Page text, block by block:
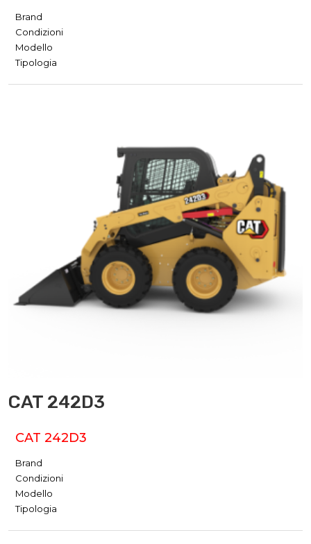
Brand
Condizioni
Modello
Tipologia
CAT 242D3
CAT 242D3
Brand
Condizioni
Modello
Tipologia